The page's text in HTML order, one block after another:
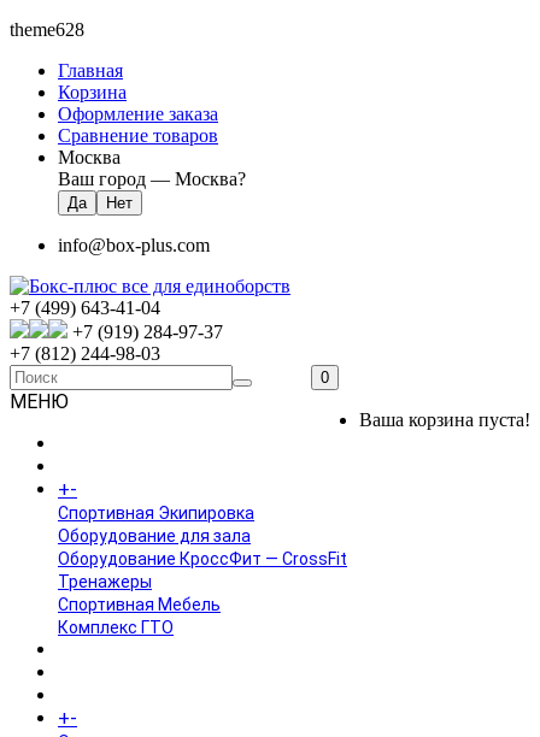
theme628
Главная
Корзина
Оформление заказа
Сравнение товаров
Москва
Ваш город — Москва?
info@box-plus.com
+7 (499) 643-41-04
+7 (919) 284-97-37
+7 (812) 244-98-03
0
Ваша корзина пуста!
МЕНЮ
+-
Спортивная Экипировка
Оборудование для зала
Оборудование КроссФит — CrossFit
Тренажеры
Спортивная Мебель
Комплекс ГТО
+-